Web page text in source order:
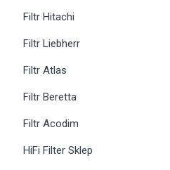
Filtr Hitachi
Filtr Liebherr
Filtr Atlas
Filtr Beretta
Filtr Acodim
HiFi Filter Sklep